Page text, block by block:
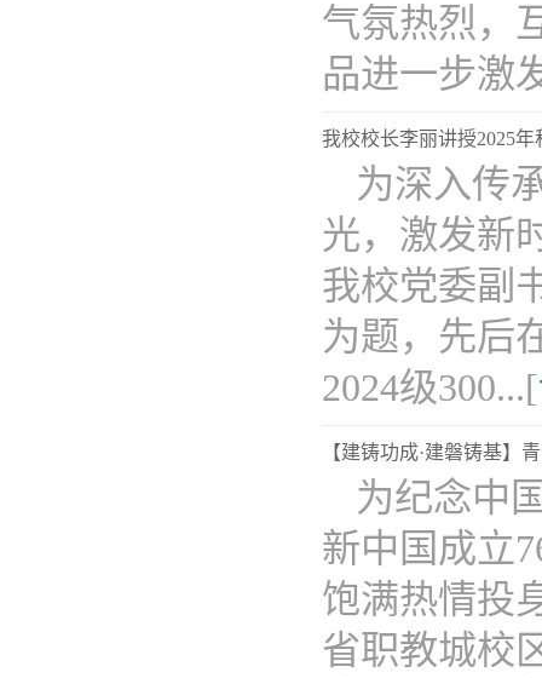
气氛热烈，
品进一步激
我校校长李丽讲授2025
为深入传
光，激发新
我校党委副
为题，先后
2024级300...[
【建铸功成·建磐铸基】
为纪念中
新中国成立
饱满热情投
省职教城校